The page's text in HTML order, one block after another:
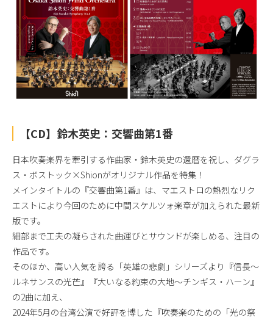
【CD】鈴木英史：交響曲第1番
日本吹奏楽界を牽引する作曲家・鈴木英史の還暦を祝し、ダグラ
ス・ボストック×Shionがオリジナル作品を特集！
メインタイトルの『交響曲第1番』は、マエストロの熱烈なリク
エストにより今回のために中間スケルツォ楽章が加えられた最新
版です。
細部まで工夫の凝らされた曲運びとサウンドが楽しめる、注目の
作品です。
そのほか、高い人気を誇る「英雄の悲劇」シリーズより『信長～
ルネサンスの光芒』『大いなる約束の大地～チンギス・ハーン』
の2曲に加え、
2024年5月の台湾公演で好評を博した『吹奏楽のための「光の祭